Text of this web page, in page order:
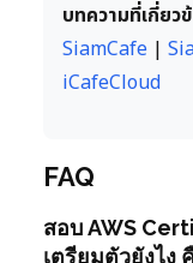
บทความที่เกี่ยว
SiamCafe |
iCafeCloud
FAQ
สอบ AWS
เตรียมตัวยังไง